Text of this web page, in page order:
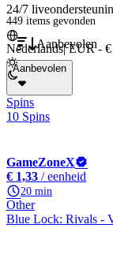
24/7
Nederlands|EUR - €
449 items gevonden
Aanbevolen
Aanbevolen
Spins
10 Spins
GameZoneX
€ 1,33 / eenheid
20 min
Other
Blue Lock: Rivals -